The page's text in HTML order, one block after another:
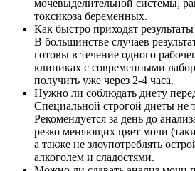
мочевыделительной системы,
токсикоза беременных.
Как быстро приходят результаты
В большинстве случаев
готовы в течение одного
клиниках с современными
получить уже через 2-4 часа.
Нужно ли соблюдать диету
Специальной строгой диеты не
Рекомендуется за день до
резко меняющих цвет мочи
а также не злоупотреблять
алкоголем и сладостями.